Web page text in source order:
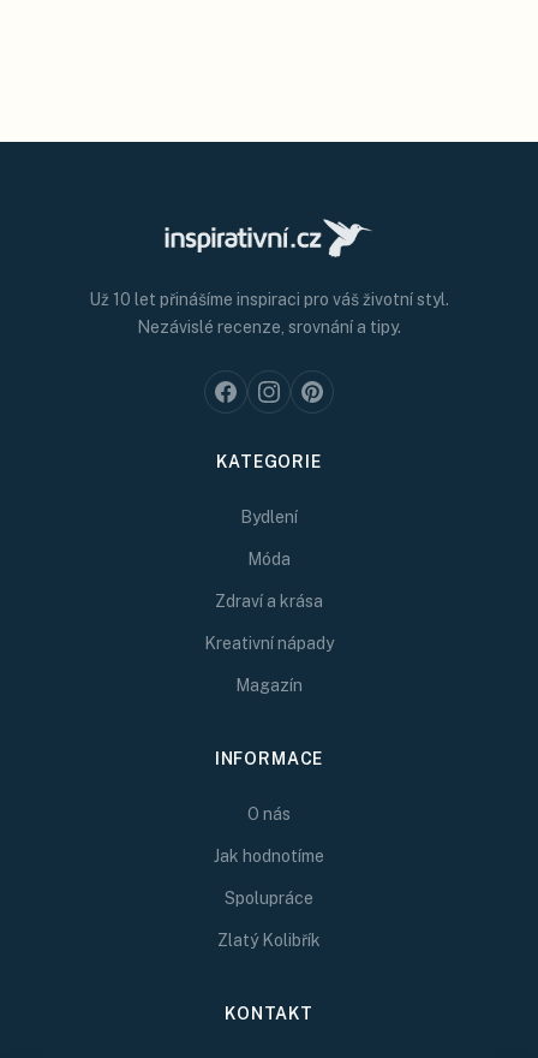
Už 10 let přinášíme inspiraci pro váš životní styl.
Nezávislé recenze, srovnání a tipy.
KATEGORIE
Bydlení
Móda
Zdraví a krása
Kreativní nápady
Magazín
INFORMACE
O nás
Jak hodnotíme
Spolupráce
Zlatý Kolibřík
KONTAKT